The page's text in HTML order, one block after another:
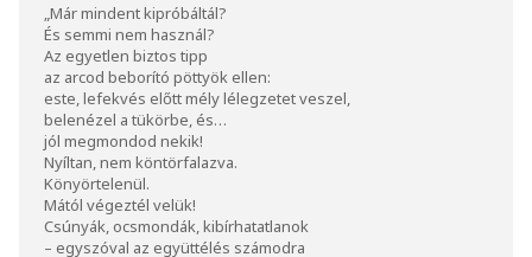
„Már mindent kipróbáltál?
És semmi nem használ?
Az egyetlen biztos tipp
az arcod beborító pöttyök ellen:
este, lefekvés előtt mély lélegzetet veszel,
belenézel a tükörbe, és…
jól megmondod nekik!
Nyíltan, nem köntörfalazva.
Könyörtelenül.
Mától végeztél velük!
Csúnyák, ocsmondák, kibírhatatlanok
– egyszóval az együttélés számodra